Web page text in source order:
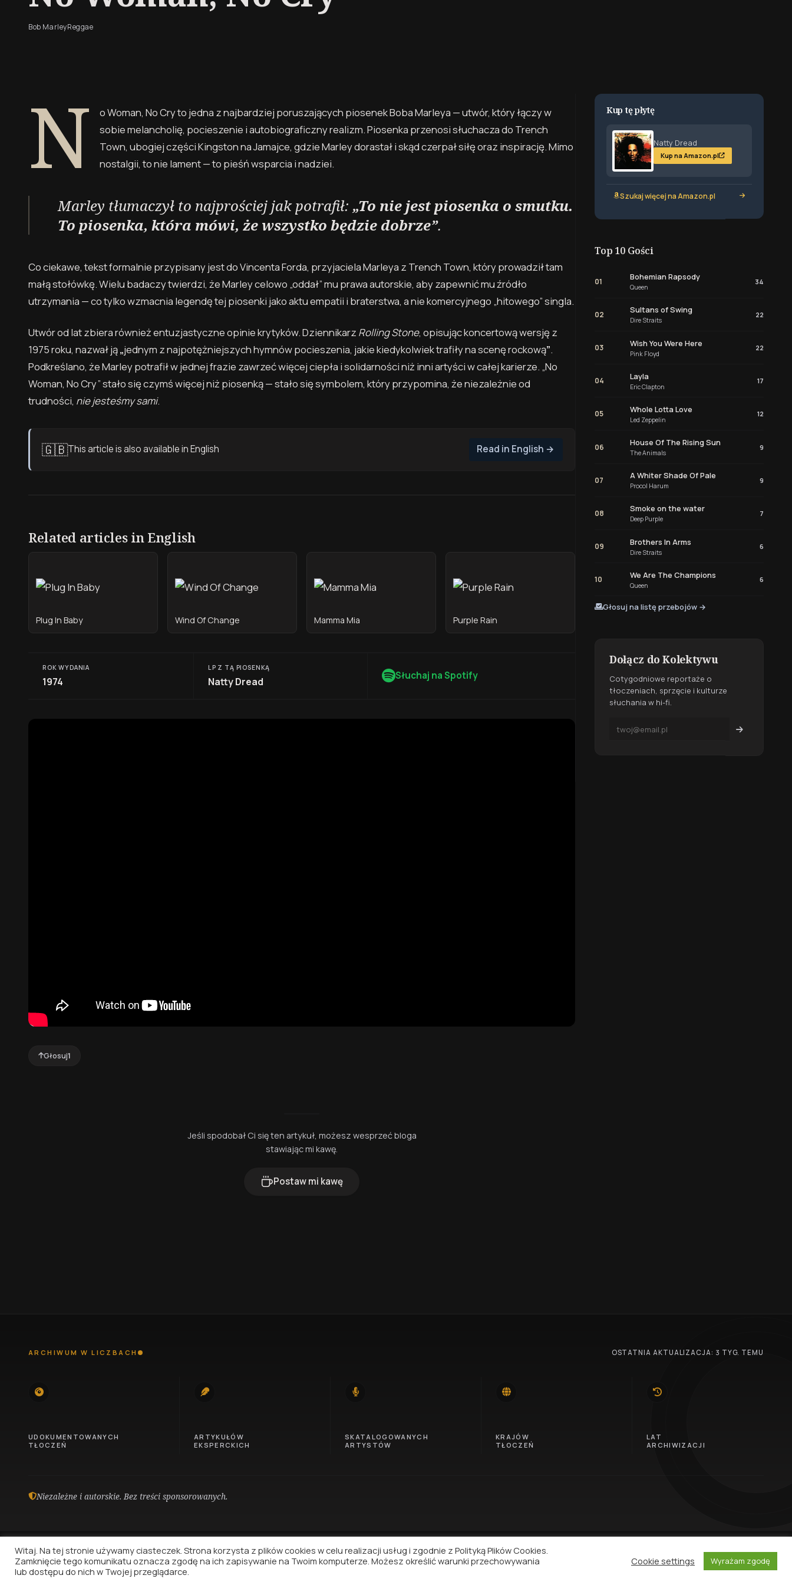
Bob MarleyReggae
N
o Woman, No Cry to jedna z najbardziej poruszających piosenek Boba Marleya — utwór, który łączy w
sobie melancholię, pocieszenie i autobiograficzny realizm. Piosenka przenosi słuchacza do Trench
Town, ubogiej części Kingston na Jamajce, gdzie Marley dorastał i skąd czerpał siłę oraz inspirację. Mimo
nostalgii, to nie lament — to pieśń wsparcia i nadziei.
Marley tłumaczył to najprościej jak potrafił: „To nie jest piosenka o smutku.
To piosenka, która mówi, że wszystko będzie dobrze”.
Co ciekawe, tekst formalnie przypisany jest do Vincenta Forda, przyjaciela Marleya z Trench Town, który prowadził tam
małą stołówkę. Wielu badaczy twierdzi, że Marley celowo „oddał” mu prawa autorskie, aby zapewnić mu źródło
utrzymania — co tylko wzmacnia legendę tej piosenki jako aktu empatii i braterstwa, a nie komercyjnego „hitowego” singla.
Utwór od lat zbiera również entuzjastyczne opinie krytyków. Dziennikarz Rolling Stone, opisując koncertową wersję z
1975 roku, nazwał ją„jednym z najpotężniejszych hymnów pocieszenia, jakie kiedykolwiek trafiły na scenę rockową”.
Podkreślano, że Marley potrafił w jednej frazie zawrzeć więcej ciepła i solidarności niż inni artyści w całej karierze. „No
Woman, No Cry” stało się czymś więcej niż piosenką — stało się symbolem, który przypomina, że niezależnie od
trudności, nie jesteśmy sami.
🇬🇧This article is also available in English Read in English →
Related articles in English
Plug In Baby Wind Of Change Mamma Mia Purple Rain
ROK WYDANIA
1974
LP Z TĄ PIOSENKĄ
Natty Dread Słuchaj na Spotify
Głosuj1
Jeśli spodobał Ci się ten artykuł, możesz wesprzeć bloga
stawiając mi kawę.
Postaw mi kawę
Kup tę płytę
Natty Dread
Kup na Amazon.pl
Szukaj więcej na Amazon.pl
Top 10 Gości
01 Bohemian Rapsody
Queen
34
02 Sultans of Swing
Dire Straits
22
03 Wish You Were Here
Pink Floyd
22
04 Layla
Eric Clapton
17
05 Whole Lotta Love
Led Zeppelin
12
06 House Of The Rising Sun
The Animals
9
07 A Whiter Shade Of Pale
Procol Harum
9
08 Smoke on the water
Deep Purple
7
09 Brothers In Arms
Dire Straits
6
10 We Are The Champions
Queen
6
Głosuj na listę przebojów →
Dołącz do Kolektywu
Cotygodniowe reportaże o
tłoczeniach, sprzęcie i kulturze
słuchania w hi-fi.
ARCHIWUM W LICZBACH OSTATNIA AKTUALIZACJA: 3 TYG. TEMU
UDOKUMENTOWANYCH
TŁOCZEŃ
ARTYKUŁÓW
EKSPERCKICH
SKATALOGOWANYCH
ARTYSTÓW
KRAJÓW
TŁOCZEŃ
LAT
ARCHIWIZACJI
Niezależne i autorskie. Bez treści sponsorowanych.
Witaj. Na tej stronie używamy ciasteczek. Strona korzysta z plików cookies w celu realizacji usług i zgodnie z Polityką Plików Cookies.
Zamknięcie tego komunikatu oznacza zgodę na ich zapisywanie na Twoim komputerze. Możesz określić warunki przechowywania
lub dostępu do nich w Twojej przeglądarce.
Cookie settings Wyrażam zgodę